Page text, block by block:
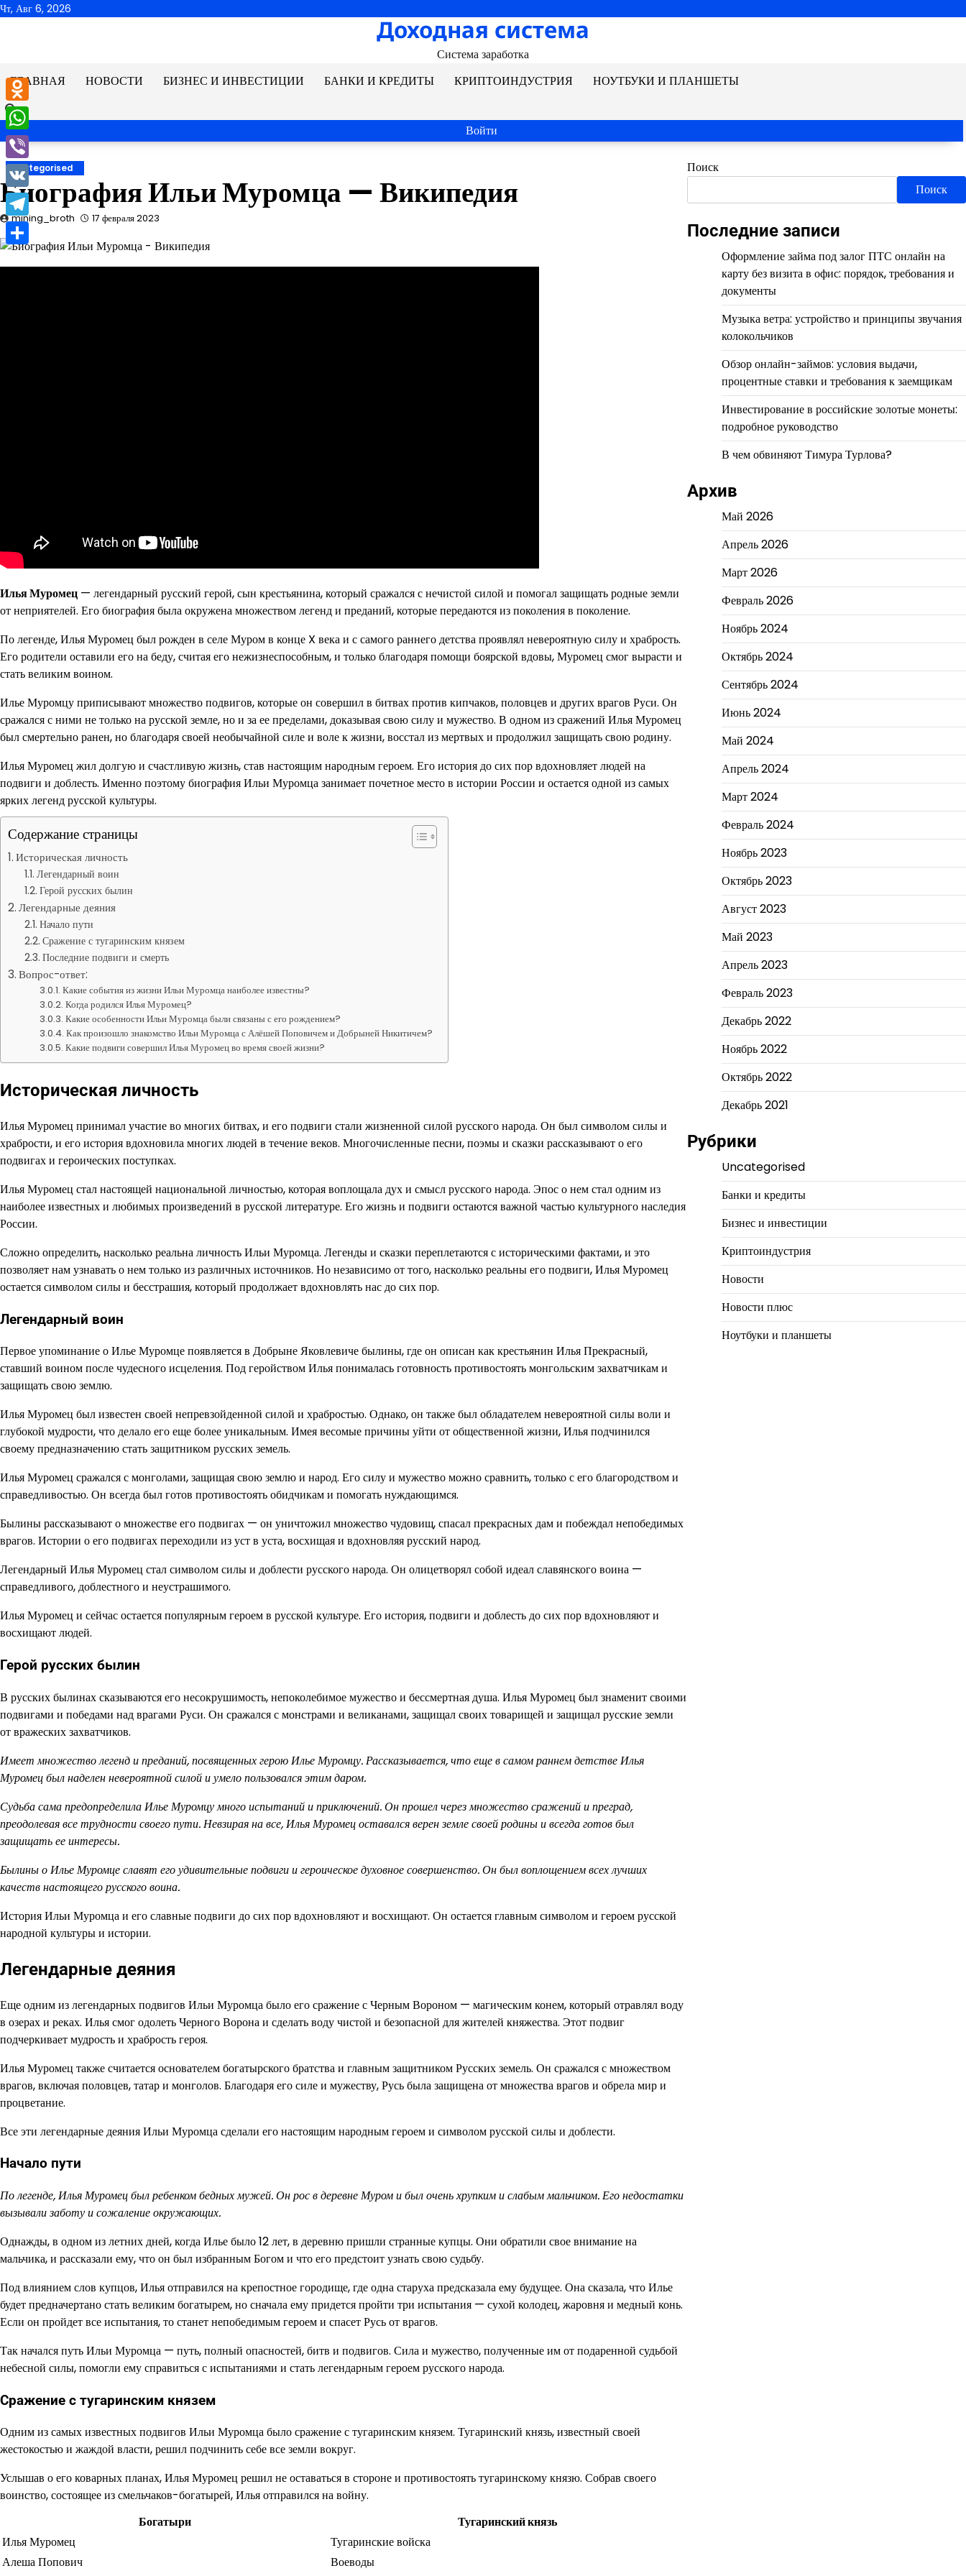
Перейти
Чт, Авг 6, 2026
Доходная система
Система заработка
ГЛАВНАЯ
НОВОСТИ БИЗНЕС И ИНВЕСТИЦИИ БАНКИ И КРЕДИТЫ КРИПТОИНДУСТРИЯ НОУТБУКИ И ПЛАНШЕТЫ
Войти
Uncategorised
Биография Ильи Муромца — Википедия
mining_broth 17 февраля 2023
Илья Муромец — легендарный русский герой, сын крестьянина, который сражался с нечистой силой и помогал защищать родные земли
от неприятелей. Его биография была окружена множеством легенд и преданий, которые передаются из поколения в поколение.
По легенде, Илья Муромец был рожден в селе Муром в конце X века и с самого раннего детства проявлял невероятную силу и храбрость.
Его родители оставили его на беду, считая его нежизнеспособным, и только благодаря помощи боярской вдовы, Муромец смог вырасти и
стать великим воином.
Илье Муромцу приписывают множество подвигов, которые он совершил в битвах против кипчаков, половцев и других врагов Руси. Он
сражался с ними не только на русской земле, но и за ее пределами, доказывая свою силу и мужество. В одном из сражений Илья Муромец
был смертельно ранен, но благодаря своей необычайной силе и воле к жизни, восстал из мертвых и продолжил защищать свою родину.
Илья Муромец жил долгую и счастливую жизнь, став настоящим народным героем. Его история до сих пор вдохновляет людей на
подвиги и доблесть. Именно поэтому биография Ильи Муромца занимает почетное место в истории России и остается одной из самых
ярких легенд русской культуры.
Содержание страницы
Историческая личность
Легендарный воин
Герой русских былин
Легендарные деяния
Начало пути
Сражение с тугаринским князем
Последние подвиги и смерть
Вопрос-ответ:
Какие события из жизни Ильи Муромца наиболее известны?
Когда родился Илья Муромец?
Какие особенности Ильи Муромца были связаны с его рождением?
Как произошло знакомство Ильи Муромца с Алёшей Поповичем и Добрыней Никитичем?
Какие подвиги совершил Илья Муромец во время своей жизни?
Историческая личность
Илья Муромец принимал участие во многих битвах, и его подвиги стали жизненной силой русского народа. Он был символом силы и
храбрости, и его история вдохновила многих людей в течение веков. Многочисленные песни, поэмы и сказки рассказывают о его
подвигах и героических поступках.
Илья Муромец стал настоящей национальной личностью, которая воплощала дух и смысл русского народа. Эпос о нем стал одним из
наиболее известных и любимых произведений в русской литературе. Его жизнь и подвиги остаются важной частью культурного наследия
России.
Сложно определить, насколько реальна личность Ильи Муромца. Легенды и сказки переплетаются с историческими фактами, и это
позволяет нам узнавать о нем только из различных источников. Но независимо от того, насколько реальны его подвиги, Илья Муромец
остается символом силы и бесстрашия, который продолжает вдохновлять нас до сих пор.
Легендарный воин
Первое упоминание о Илье Муромце появляется в Добрыне Яковлевиче былины, где он описан как крестьянин Илья Прекрасный,
ставший воином после чудесного исцеления. Под геройством Илья понималась готовность противостоять монгольским захватчикам и
защищать свою землю.
Илья Муромец был известен своей непревзойденной силой и храбростью. Однако, он также был обладателем невероятной силы воли и
глубокой мудрости, что делало его еще более уникальным. Имея весомые причины уйти от общественной жизни, Илья подчинился
своему предназначению стать защитником русских земель.
Илья Муромец сражался с монголами, защищая свою землю и народ. Его силу и мужество можно сравнить, только с его благородством и
справедливостью. Он всегда был готов противостоять обидчикам и помогать нуждающимся.
Былины рассказывают о множестве его подвигах — он уничтожил множество чудовищ, спасал прекрасных дам и побеждал непобедимых
врагов. Истории о его подвигах переходили из уст в уста, восхищая и вдохновляя русский народ.
Легендарный Илья Муромец стал символом силы и доблести русского народа. Он олицетворял собой идеал славянского воина —
справедливого, доблестного и неустрашимого.
Илья Муромец и сейчас остается популярным героем в русской культуре. Его история, подвиги и доблесть до сих пор вдохновляют и
восхищают людей.
Герой русских былин
В русских былинах сказываются его несокрушимость, непоколебимое мужество и бессмертная душа. Илья Муромец был знаменит своими
подвигами и победами над врагами Руси. Он сражался с монстрами и великанами, защищал своих товарищей и защищал русские земли
от вражеских захватчиков.
Имеет множество легенд и преданий, посвященных герою Илье Муромцу. Рассказывается, что еще в самом раннем детстве Илья
Муромец был наделен невероятной силой и умело пользовался этим даром.
Судьба сама предопределила Илье Муромцу много испытаний и приключений. Он прошел через множество сражений и преград,
преодолевая все трудности своего пути. Невзирая на все, Илья Муромец оставался верен земле своей родины и всегда готов был
защищать ее интересы.
Былины о Илье Муромце славят его удивительные подвиги и героическое духовное совершенство. Он был воплощением всех лучших
качеств настоящего русского воина.
История Ильи Муромца и его славные подвиги до сих пор вдохновляют и восхищают. Он остается главным символом и героем русской
народной культуры и истории.
Легендарные деяния
Еще одним из легендарных подвигов Ильи Муромца было его сражение с Черным Вороном — магическим конем, который отравлял воду
в озерах и реках. Илья смог одолеть Черного Ворона и сделать воду чистой и безопасной для жителей княжества. Этот подвиг
подчеркивает мудрость и храбрость героя.
Илья Муромец также считается основателем богатырского братства и главным защитником Русских земель. Он сражался с множеством
врагов, включая половцев, татар и монголов. Благодаря его силе и мужеству, Русь была защищена от множества врагов и обрела мир и
процветание.
Все эти легендарные деяния Ильи Муромца сделали его настоящим народным героем и символом русской силы и доблести.
Начало пути
По легенде, Илья Муромец был ребенком бедных мужей. Он рос в деревне Муром и был очень хрупким и слабым мальчиком. Его недостатки
вызывали заботу и сожаление окружающих.
Однажды, в одном из летних дней, когда Илье было 12 лет, в деревню пришли странные купцы. Они обратили свое внимание на
мальчика, и рассказали ему, что он был избранным Богом и что его предстоит узнать свою судьбу.
Под влиянием слов купцов, Илья отправился на крепостное городище, где одна старуха предсказала ему будущее. Она сказала, что Илье
будет предначертано стать великим богатырем, но сначала ему придется пройти три испытания — сухой колодец, жаровня и медный конь.
Если он пройдет все испытания, то станет непобедимым героем и спасет Русь от врагов.
Так начался путь Ильи Муромца — путь, полный опасностей, битв и подвигов. Сила и мужество, полученные им от подаренной судьбой
небесной силы, помогли ему справиться с испытаниями и стать легендарным героем русского народа.
Сражение с тугаринским князем
Одним из самых известных подвигов Ильи Муромца было сражение с тугаринским князем. Тугаринский князь, известный своей
жестокостью и жаждой власти, решил подчинить себе все земли вокруг.
Услышав о его коварных планах, Илья Муромец решил не оставаться в стороне и противостоять тугаринскому князю. Собрав своего
воинство, состоящее из смельчаков-богатырей, Илья отправился на войну.
Богатыри
Тугаринский князь
Илья Муромец
Тугаринские войска
Алеша Попович
Воеводы
Поиск
Поиск
Последние записи
Оформление займа под залог ПТС онлайн на
карту без визита в офис: порядок, требования и
документы
Музыка ветра: устройство и принципы звучания
колокольчиков
Обзор онлайн-займов: условия выдачи,
процентные ставки и требования к заемщикам
Инвестирование в российские золотые монеты:
подробное руководство
В чем обвиняют Тимура Турлова?
Архив
Май 2026
Апрель 2026
Март 2026
Февраль 2026
Ноябрь 2024
Октябрь 2024
Сентябрь 2024
Июнь 2024
Май 2024
Апрель 2024
Март 2024
Февраль 2024
Ноябрь 2023
Октябрь 2023
Август 2023
Май 2023
Апрель 2023
Февраль 2023
Декабрь 2022
Ноябрь 2022
Октябрь 2022
Декабрь 2021
Рубрики
Uncategorised
Банки и кредиты
Бизнес и инвестиции
Криптоиндустрия
Новости
Новости плюс
Ноутбуки и планшеты
Odnoklassniki
WhatsApp
Viber
VK
Telegram
Отправить